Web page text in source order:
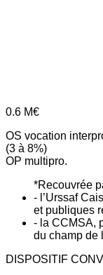
0.6 M€
OS vocation
(3 à 8%)
OP multipro.
*Recouvrée
- l’Urssaf
et publiques
- la CCMSA,
du champ de
DISPOSITIF